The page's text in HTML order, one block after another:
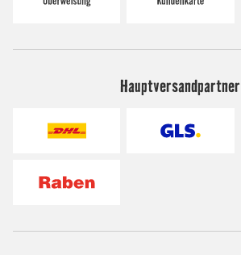
Hauptversandpartner